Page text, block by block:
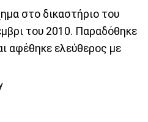
στο δικαστήριο του
του 2010. Παραδόθηκε
αφέθηκε ελεύθερος με